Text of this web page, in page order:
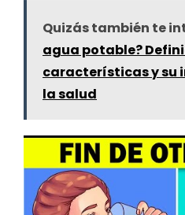
Quizás también te
agua potable?
características y su
la salud